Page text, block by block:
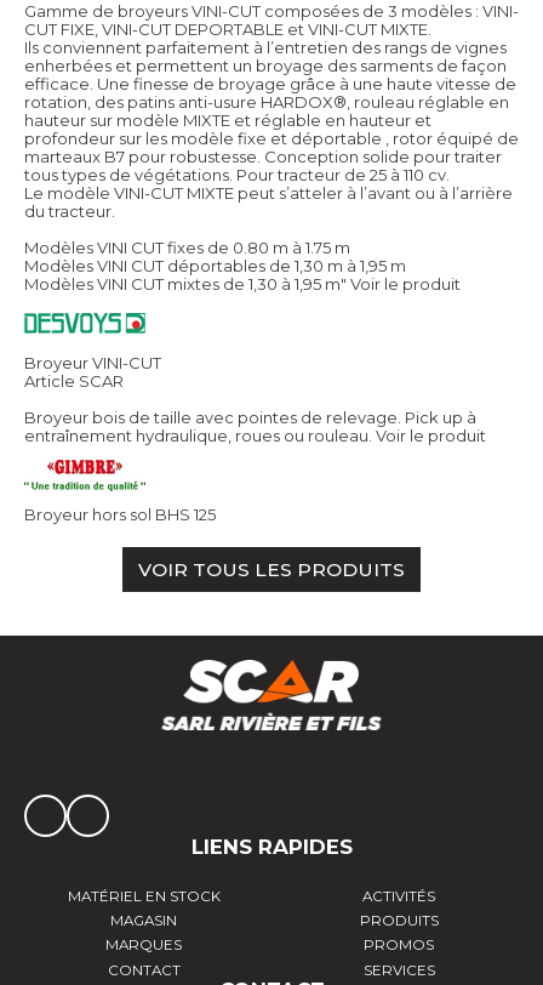
Gamme de broyeurs VINI-CUT composées de 3 modèles : VINI-
CUT FIXE, VINI-CUT DEPORTABLE et VINI-CUT MIXTE.
Ils conviennent parfaitement à l’entretien des rangs de vignes
enherbées et permettent un broyage des sarments de façon
efficace. Une finesse de broyage grâce à une haute vitesse de
rotation, des patins anti-usure HARDOX®, rouleau réglable en
hauteur sur modèle MIXTE et réglable en hauteur et
profondeur sur les modèle fixe et déportable , rotor équipé de
marteaux B7 pour robustesse. Conception solide pour traiter
tous types de végétations. Pour tracteur de 25 à 110 cv.
Le modèle VINI-CUT MIXTE peut s’atteler à l’avant ou à l’arrière
du tracteur.
Modèles VINI CUT fixes de 0.80 m à 1.75 m
Modèles VINI CUT déportables de 1,30 m à 1,95 m
Modèles VINI CUT mixtes de 1,30 à 1,95 m" Voir le produit
Broyeur VINI-CUT
Article SCAR
Broyeur bois de taille avec pointes de relevage. Pick up à
entraînement hydraulique, roues ou rouleau. Voir le produit
Broyeur hors sol BHS 125
VOIR TOUS LES PRODUITS
LIENS RAPIDES
MATÉRIEL EN STOCK
ACTIVITÉS
MAGASIN
PRODUITS
MARQUES
PROMOS
CONTACT
SERVICES